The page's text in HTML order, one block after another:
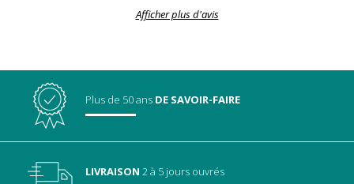
Afficher plus d'avis
Plus de 50 ans DE SAVOIR-FAIRE
LIVRAISON 2 à 5 jours ouvrés